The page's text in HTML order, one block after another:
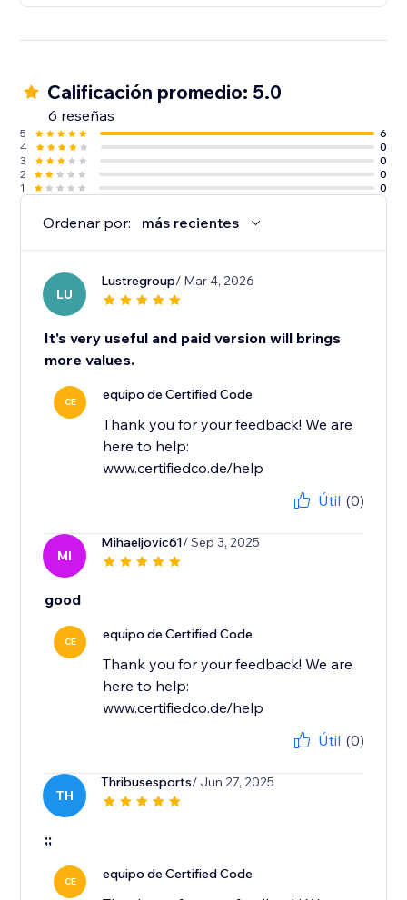
Calificación promedio: 5.0
6 reseñas
5
6
4
0
3
0
2
0
1
0
Ordenar por: más recientes
LU
Lustregroup/ Mar 4, 2026
It's very useful and paid version will brings
more values.
CE equipo de Certified Code
Thank you for your feedback! We are
here to help:
www.certifiedco.de/help
Útil (0)
MI
Mihaeljovic61/ Sep 3, 2025
good
CE equipo de Certified Code
Thank you for your feedback! We are
here to help:
www.certifiedco.de/help
Útil (0)
TH
Thribusesports/ Jun 27, 2025
;;
CE equipo de Certified Code